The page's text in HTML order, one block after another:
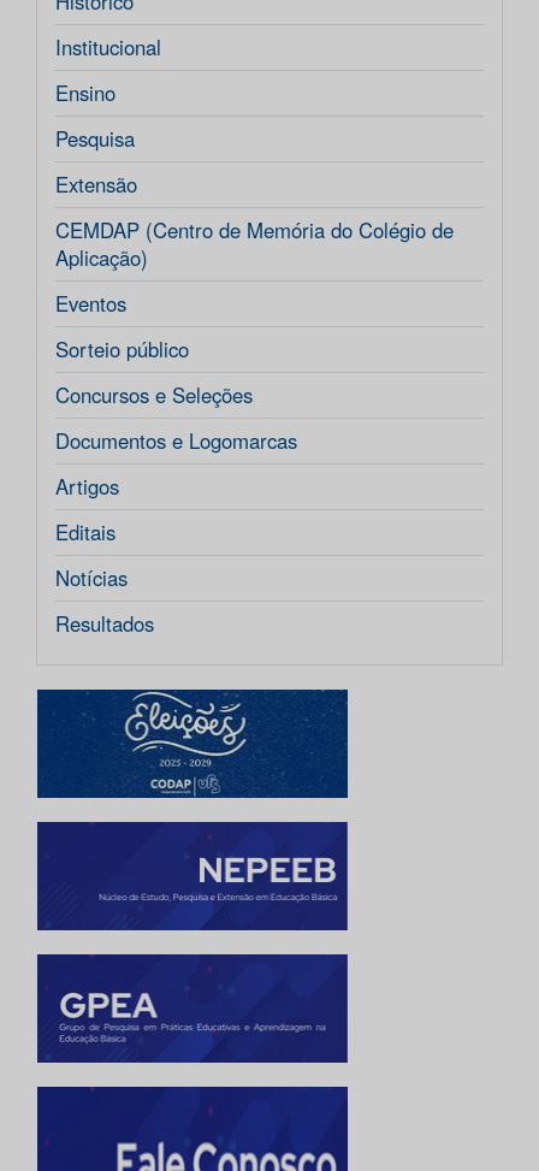
Institucional
Ensino
Pesquisa
Extensão
CEMDAP (Centro de Memória do Colégio de
Aplicação)
Eventos
Sorteio público
Concursos e Seleções
Documentos e Logomarcas
Artigos
Editais
Notícias
Resultados